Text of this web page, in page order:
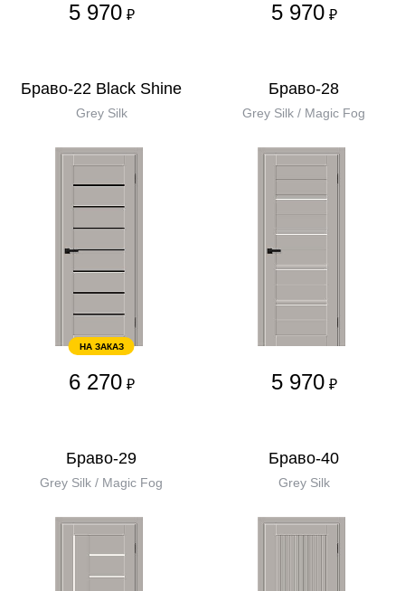
5 970 ₽ 5 970 ₽
Браво-22 Black Shine
Grey Silk
НА ЗАКАЗ
6 270 ₽
Браво-28
Grey Silk / Magic Fog
5 970 ₽
Браво-29
Grey Silk / Magic Fog
Браво-40
Grey Silk